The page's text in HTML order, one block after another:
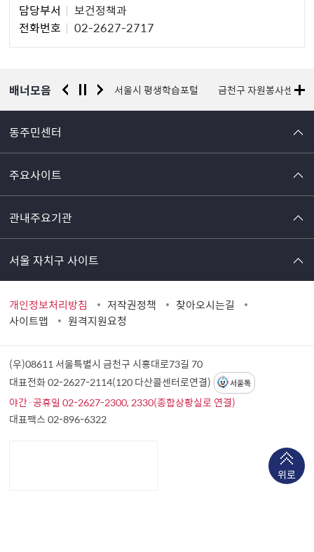
자
담당부서
보건정책과
전화번호
02-2627-2717
배너모음
경찰청 유실물 통합포털 서울시 평생학습포털 금천구 자원봉사센터
동주민센터
주요사이트
관내주요기관
서울 자치구 사이트
개인정보처리방침 저작권정책
찾아오시는길
사이트맵
원격지원요청
위로
(우)08611 서울특별시 금천구 시흥대로73길 70
대표전화 02-2627-2114(120 다산콜센터로연결)
서울톡
야간·공휴일 02-2627-2300, 2330(종합상황실로 연결)
대표팩스 02-896-6322